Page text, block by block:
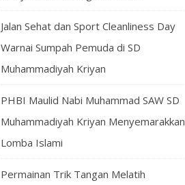
Jalan Sehat dan Sport Cleanliness Day
Warnai Sumpah Pemuda di SD
Muhammadiyah Kriyan
PHBI Maulid Nabi Muhammad SAW SD
Muhammadiyah Kriyan Menyemarakkan
Lomba Islami
Permainan Trik Tangan Melatih